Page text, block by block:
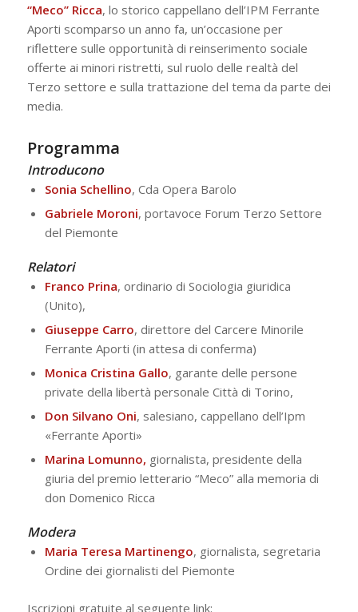
“Meco” Ricca, lo storico cappellano dell’IPM Ferrante
Aporti scomparso un anno fa, un’occasione per
riflettere sulle opportunità di reinserimento sociale
offerte ai minori ristretti, sul ruolo delle realtà del
Terzo settore e sulla trattazione del tema da parte dei
media.
Programma
Introducono
Sonia Schellino, Cda Opera Barolo
Gabriele Moroni, portavoce Forum Terzo Settore
del Piemonte
Relatori
Franco Prina, ordinario di Sociologia giuridica
(Unito),
Giuseppe Carro, direttore del Carcere Minorile
Ferrante Aporti (in attesa di conferma)
Monica Cristina Gallo, garante delle persone
private della libertà personale Città di Torino,
Don Silvano Oni, salesiano, cappellano dell’Ipm
«Ferrante Aporti»
Marina Lomunno, giornalista, presidente della
giuria del premio letterario “Meco” alla memoria di
don Domenico Ricca
Modera
Maria Teresa Martinengo, giornalista, segretaria
Ordine dei giornalisti del Piemonte
Iscrizioni gratuite al seguente link: